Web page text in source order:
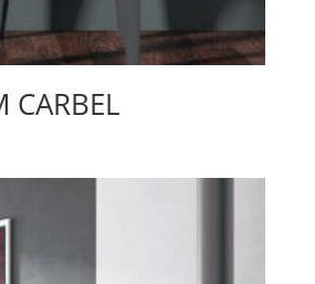
CARBEL